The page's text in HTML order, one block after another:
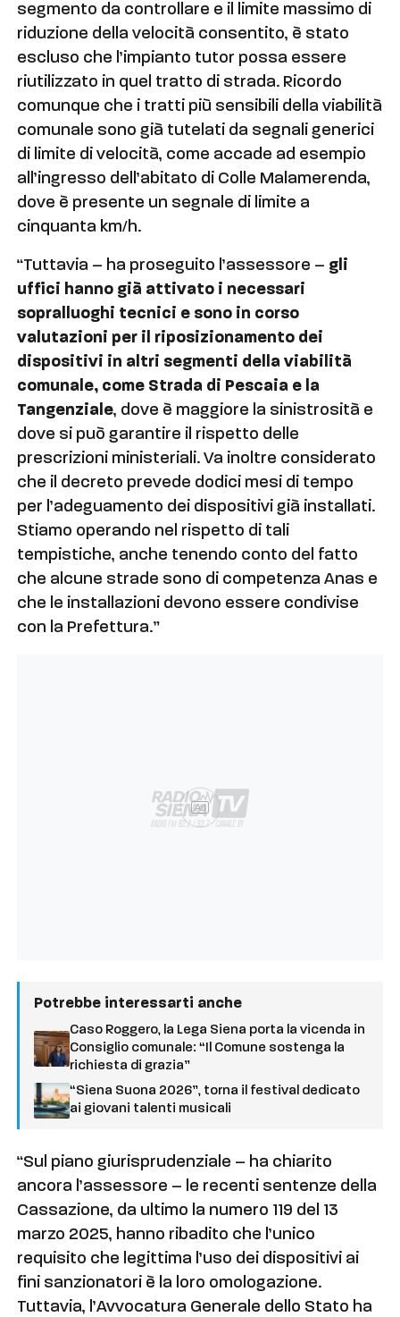
segmento da controllare e il limite massimo di
riduzione della velocità consentito, è stato
escluso che l’impianto tutor possa essere
riutilizzato in quel tratto di strada. Ricordo
comunque che i tratti più sensibili della viabilità
comunale sono già tutelati da segnali generici
di limite di velocità, come accade ad esempio
all’ingresso dell’abitato di Colle Malamerenda,
dove è presente un segnale di limite a
cinquanta km/h.
“Tuttavia – ha proseguito l’assessore – gli
uffici hanno già attivato i necessari
sopralluoghi tecnici e sono in corso
valutazioni per il riposizionamento dei
dispositivi in altri segmenti della viabilità
comunale, come Strada di Pescaia e la
Tangenziale, dove è maggiore la sinistrosità e
dove si può garantire il rispetto delle
prescrizioni ministeriali. Va inoltre considerato
che il decreto prevede dodici mesi di tempo
per l’adeguamento dei dispositivi già installati.
Stiamo operando nel rispetto di tali
tempistiche, anche tenendo conto del fatto
che alcune strade sono di competenza Anas e
che le installazioni devono essere condivise
con la Prefettura.”
Ad
Potrebbe interessarti anche
Caso Roggero, la Lega Siena porta la vicenda in
Consiglio comunale: “Il Comune sostenga la
richiesta di grazia”
“Siena Suona 2026”, torna il festival dedicato
ai giovani talenti musicali
“Sul piano giurisprudenziale – ha chiarito
ancora l’assessore – le recenti sentenze della
Cassazione, da ultimo la numero 119 del 13
marzo 2025, hanno ribadito che l’unico
requisito che legittima l’uso dei dispositivi ai
fini sanzionatori è la loro omologazione.
Tuttavia, l’Avvocatura Generale dello Stato ha